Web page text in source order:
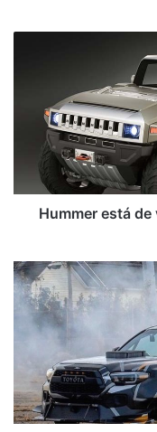
producirá
pick-
up
eléctricaHummer está
Conozca
el
Tacoma
para
motor
de
NASCAR